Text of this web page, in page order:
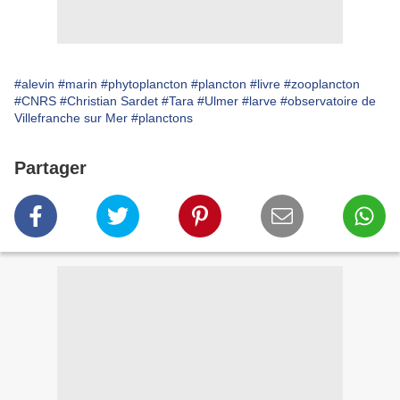
#alevin #marin #phytoplancton #plancton #livre #zooplancton
#CNRS #Christian Sardet #Tara #Ulmer #larve #observatoire de
Villefranche sur Mer #planctons
Partager